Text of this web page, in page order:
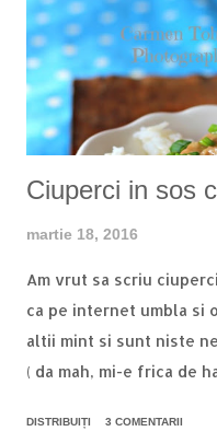
poate depinde
aer, inclusiv din faina :)
cati taitei avem nevoie,
Puteti pune taiteii la
saptamani! Eu mereu
Ciuperci in sos
martie 18, 2016
Am vrut sa scriu
ca pe internet umbla si
altii mint si sunt niste
( da mah, mi-e frica de
si disperat dupa ceva
DISTRIBUIȚI 3 COMENTARII